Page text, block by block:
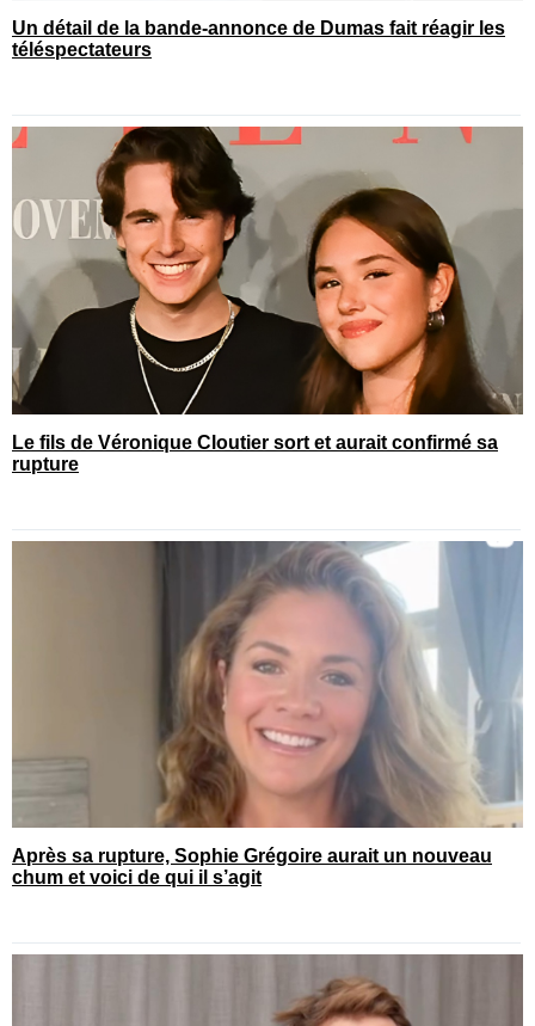
Un détail de la bande-annonce de Dumas fait réagir les
téléspectateurs
Le fils de Véronique Cloutier sort et aurait confirmé sa
rupture
Après sa rupture, Sophie Grégoire aurait un nouveau
chum et voici de qui il s’agit